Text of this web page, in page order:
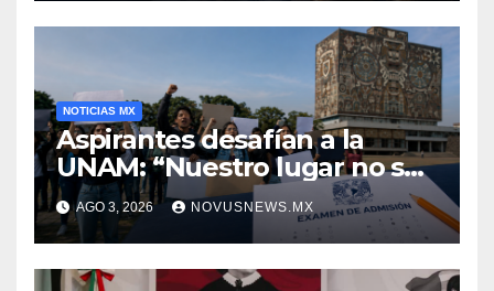
NOTICIAS MX
Aspirantes desafían a la
UNAM: “Nuestro lugar no se
negocia”
AGO 3, 2026 NOVUSNEWS.MX